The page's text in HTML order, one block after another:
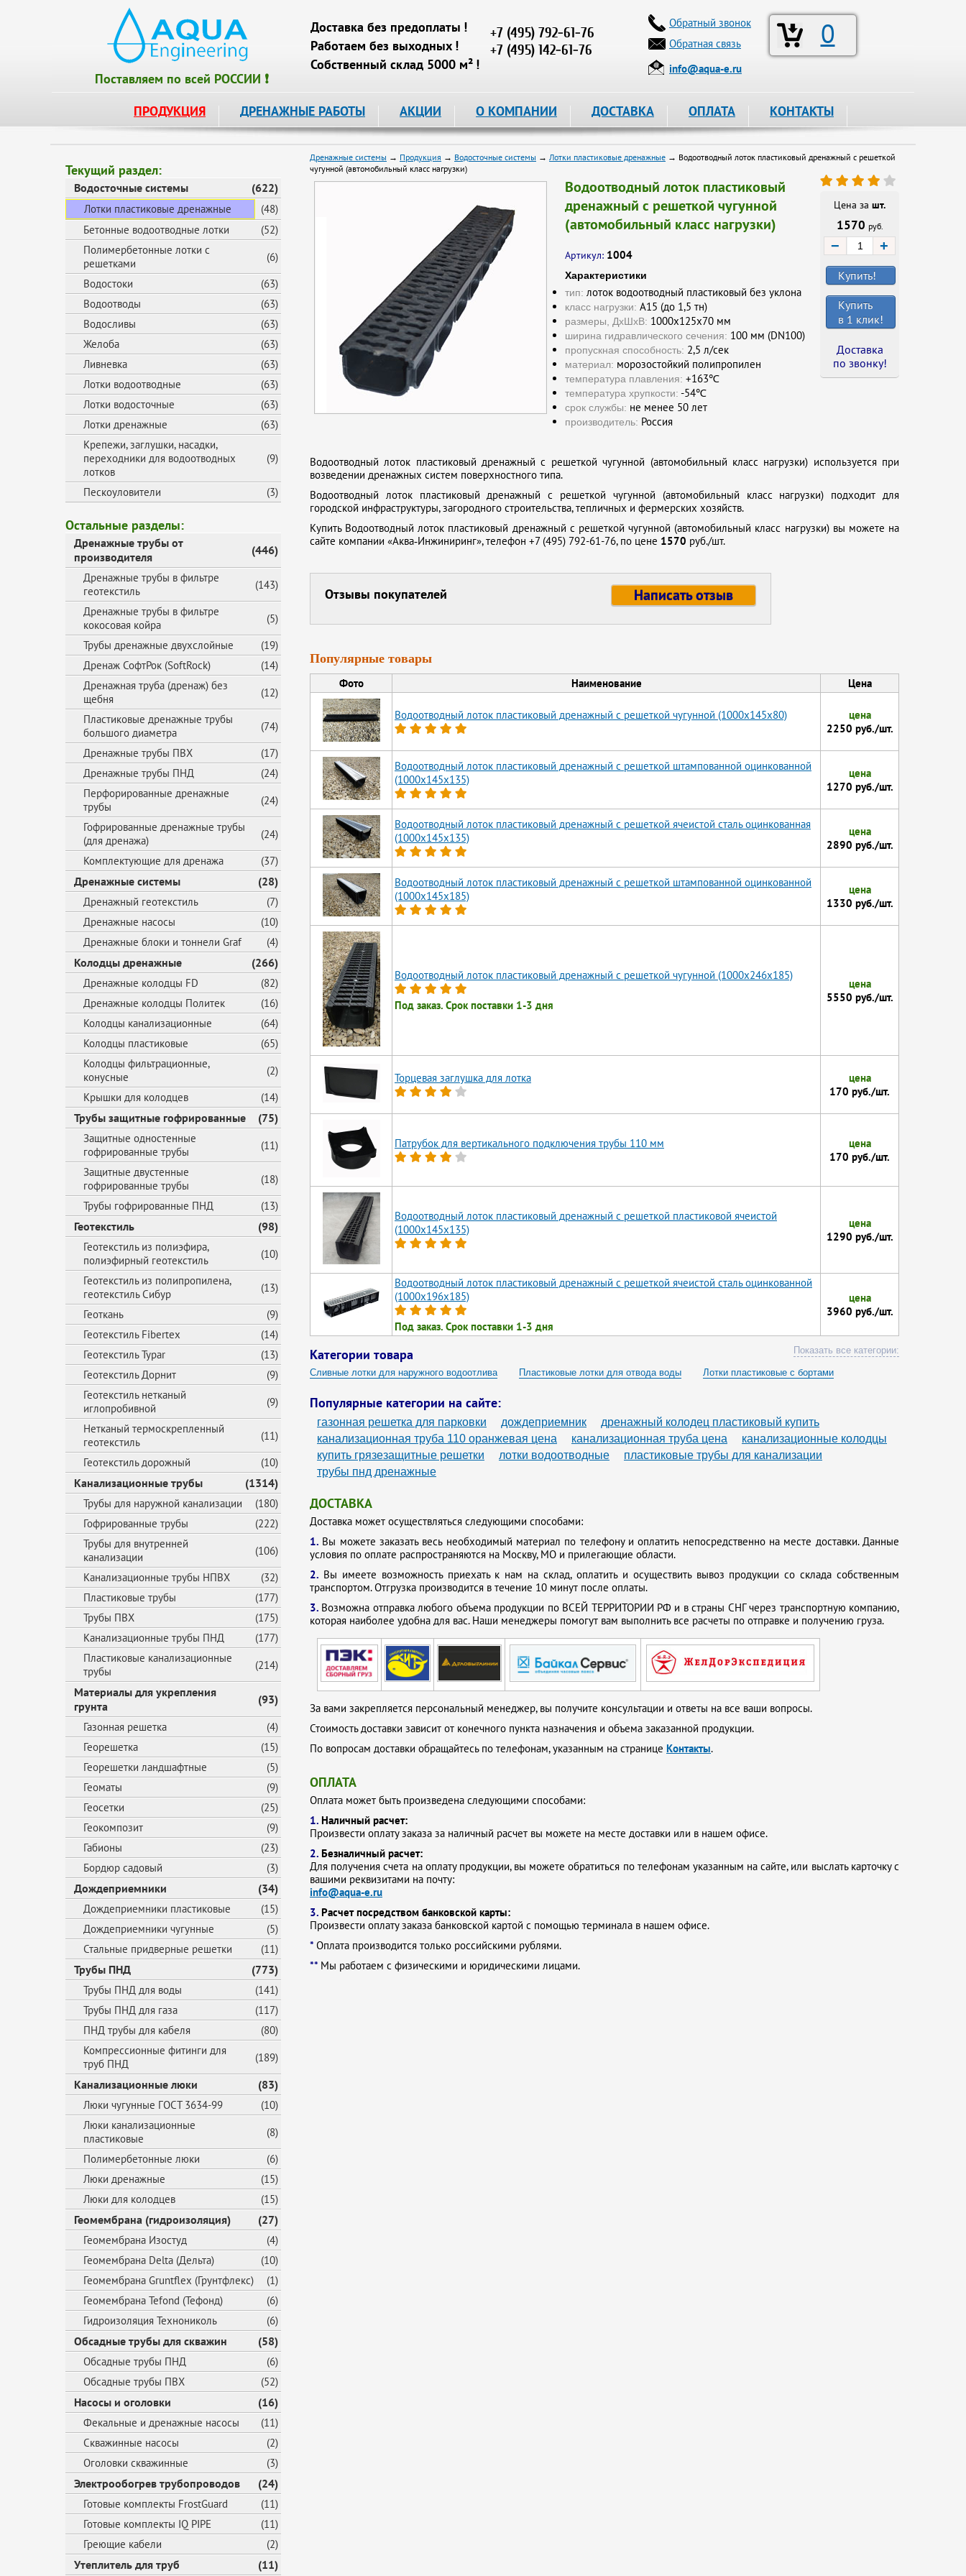
Поставляем по всей РОССИИ ❗
Доставка без предоплаты !
Работаем без выходных !
Собственный склад 5000 м² !
+7 (495) 792-61-76
+7 (495) 142-61-76
0
Обратный звонок
Обратная связь
info@aqua-e.ru
ПРОДУКЦИЯ ДРЕНАЖНЫЕ РАБОТЫ АКЦИИ О КОМПАНИИ ДОСТАВКА ОПЛАТА КОНТАКТЫ
Текущий раздел:
Водосточные системы (622)
Лотки пластиковые дренажные
(48)
Бетонные водоотводные лотки
(52)
Полимербетонные лотки с
решетками
(6)
Водостоки
(63)
Водоотводы
(63)
Водосливы
(63)
Желоба
(63)
Ливневка
(63)
Лотки водоотводные
(63)
Лотки водосточные
(63)
Лотки дренажные
(63)
Крепежи, заглушки, насадки,
переходники для водоотводных
лотков
(9)
Пескоуловители (3)
Остальные разделы:
Дренажные трубы от
производителя
(446)
Дренажные трубы в фильтре
геотекстиль
(143)
Дренажные трубы в фильтре
кокосовая койра
(5)
Трубы дренажные двухслойные
(19)
Дренаж СофтРок (SoftRock)
(14)
Дренажная труба (дренаж) без
щебня
(12)
Пластиковые дренажные трубы
большого диаметра
(74)
Дренажные трубы ПВХ
(17)
Дренажные трубы ПНД
(24)
Перфорированные дренажные
трубы
(24)
Гофрированные дренажные трубы
(для дренажа)
(24)
Комплектующие для дренажа
(37)
Дренажные системы (28)
Дренажный геотекстиль
(7)
Дренажные насосы
(10)
Дренажные блоки и тоннели Graf
(4)
Колодцы дренажные (266)
Дренажные колодцы FD
(82)
Дренажные колодцы Политек
(16)
Колодцы канализационные
(64)
Колодцы пластиковые
(65)
Колодцы фильтрационные,
конусные
(2)
Крышки для колодцев
(14)
Трубы защитные гофрированные (75)
Защитные одностенные
гофрированные трубы
(11)
Защитные двустенные
гофрированные трубы
(18)
Трубы гофрированные ПНД
(13)
Геотекстиль (98)
Геотекстиль из полиэфира,
полиэфирный геотекстиль
(10)
Геотекстиль из полипропилена,
геотекстиль Сибур
(13)
Геоткань
(9)
Геотекстиль Fibertex
(14)
Геотекстиль Typar
(13)
Геотекстиль Дорнит
(9)
Геотекстиль нетканый
иглопробивной
(9)
Нетканый термоскрепленный
геотекстиль
(11)
Геотекстиль дорожный
(10)
Канализационные трубы (1314)
Трубы для наружной канализации
(180)
Гофрированные трубы
(222)
Трубы для внутренней
канализации
(106)
Канализационные трубы НПВХ
(32)
Пластиковые трубы
(177)
Трубы ПВХ
(175)
Канализационные трубы ПНД
(177)
Пластиковые канализационные
трубы
(214)
Материалы для укрепления
грунта
(93)
Газонная решетка
(4)
Георешетка
(15)
Георешетки ландшафтные
(5)
Геоматы
(9)
Геосетки
(25)
Геокомпозит
(9)
Габионы
(23)
Бордюр садовый
(3)
Дождеприемники (34)
Дождеприемники пластиковые
(15)
Дождеприемники чугунные
(5)
Стальные придверные решетки
(11)
Трубы ПНД (773)
Трубы ПНД для воды
(141)
Трубы ПНД для газа
(117)
ПНД трубы для кабеля
(80)
Компрессионные фитинги для
труб ПНД
(189)
Канализационные люки (83)
Люки чугунные ГОСТ 3634-99
(10)
Люки канализационные
пластиковые
(8)
Полимербетонные люки
(6)
Люки дренажные
(15)
Люки для колодцев
(15)
Геомембрана (гидроизоляция) (27)
Геомембрана Изостуд
(4)
Геомембрана Delta (Дельта)
(10)
Геомембрана Gruntflex (Грунтфлекс)
(1)
Геомембрана Tefond (Тефонд)
(6)
Гидроизоляция Технониколь
(6)
Обсадные трубы для скважин (58)
Обсадные трубы ПНД
(6)
Обсадные трубы ПВХ
(52)
Насосы и оголовки (16)
Фекальные и дренажные насосы
(11)
Скважинные насосы
(2)
Оголовки скважинные
(3)
Электрообогрев трубопроводов (24)
Готовые комплекты FrostGuard
(11)
Готовые комплекты IQ PIPE
(11)
Греющие кабели
(2)
Утеплитель для труб (11)
Дренажные системы → Продукция → Водосточные системы → Лотки пластиковые дренажные → Водоотводный лоток пластиковый дренажный с решеткой
чугунной (автомобильный класс нагрузки)
Водоотводный лоток пластиковый
дренажный с решеткой чугунной
(автомобильный класс нагрузки)
Артикул: 1004
Характеристики
тип: лоток водоотводный пластиковый без уклона
класс нагрузки: А15 (до 1,5 тн)
размеры, ДхШхВ: 1000х125х70 мм
ширина гидравлического сечения: 100 мм (DN100)
пропускная способность: 2,5 л/сек
материал: морозостойкий полипропилен
температура плавления: +163℃
температура хрупкости: -54℃
срок службы: не менее 50 лет
производитель: Россия
Цена за шт.
1570 руб.
− +
Купить!
Купить
в 1 клик!
Доставка
по звонку !
Водоотводный лоток пластиковый дренажный с решеткой чугунной (автомобильный класс нагрузки) используется при
возведении дренажных систем поверхностного типа.
Водоотводный лоток пластиковый дренажный с решеткой чугунной (автомобильный класс нагрузки) подходит для
городской инфраструктуры, загородного строительства, тепличных и фермерских хозяйств.
Купить Водоотводный лоток пластиковый дренажный с решеткой чугунной (автомобильный класс нагрузки) вы можете на
сайте компании «Аква‑Инжиниринг», телефон +7 (495) 792-61-76, по цене 1570 руб./шт.
Отзывы покупателей Написать отзыв
Популярные товары
Фото Наименование Цена
Водоотводный лоток пластиковый дренажный с решеткой чугунной (1000x145x80)
цена
2250 руб./шт.
Водоотводный лоток пластиковый дренажный с решеткой штампованной оцинкованной
(1000x145x135)
цена
1270 руб./шт.
Водоотводный лоток пластиковый дренажный с решеткой ячеистой сталь оцинкованная
(1000x145x135)
цена
2890 руб./шт.
Водоотводный лоток пластиковый дренажный с решеткой штампованной оцинкованной
(1000x145x185)
цена
1330 руб./шт.
Водоотводный лоток пластиковый дренажный с решеткой чугунной (1000x246x185)
Под заказ. Срок поставки 1-3 дня
цена
5550 руб./шт.
Торцевая заглушка для лотка
цена
170 руб./шт.
Патрубок для вертикального подключения трубы 110 мм
цена
170 руб./шт.
Водоотводный лоток пластиковый дренажный с решеткой пластиковой ячеистой
(1000x145x135)
цена
1290 руб./шт.
Водоотводный лоток пластиковый дренажный с решеткой ячеистой сталь оцинкованной
(1000x196x185)
Под заказ. Срок поставки 1-3 дня
цена
3960 руб./шт.
Категории товара Показать все категории:
Сливные лотки для наружного водоотлива Пластиковые лотки для отвода воды
Лотки пластиковые с бортами
Дренажные короба
Популярные категории на сайте:
газонная решетка для парковки дождеприемник
дренажный колодец пластиковый купить
канализационная труба 110 оранжевая цена
канализационная труба цена
канализационные колодцы
купить грязезащитные решетки
лотки водоотводные
пластиковые трубы для канализации
трубы пнд дренажные
ДОСТАВКА
Доставка может осуществляться следующими способами:
1. Вы можете заказать весь необходимый материал по телефону и оплатить непосредственно на месте доставки. Данные
условия по оплате распространяются на Москву, МО и прилегающие области.
2. Вы имеете возможность приехать к нам на склад, оплатить и осуществить вывоз продукции со склада собственным
транспортом. Отгрузка производится в течение 10 минут после оплаты.
3. Возможна отправка любого объема продукции по ВСЕЙ ТЕРРИТОРИИ РФ и в страны СНГ через транспортную компанию,
которая наиболее удобна для вас. Наши менеджеры помогут вам выполнить все расчеты по отправке и получению груза.
За вами закрепляется персональный менеджер, вы получите консультации и ответы на все ваши вопросы.
Стоимость доставки зависит от конечного пункта назначения и объема заказанной продукции.
По вопросам доставки обращайтесь по телефонам, указанным на странице Контакты.
ОПЛАТА
Оплата может быть произведена следующими способами:
1. Наличный расчет:
Произвести оплату заказа за наличный расчет вы можете на месте доставки или в нашем офисе.
2. Безналичный расчет:
Для получения счета на оплату продукции, вы можете обратиться по телефонам указанным на сайте, или выслать карточку с
вашими реквизитами на почту:
info@aqua-e.ru
3. Расчет посредством банковской карты:
Произвести оплату заказа банковской картой с помощью терминала в нашем офисе.
* Оплата производится только российскими рублями.
** Мы работаем с физическими и юридическими лицами.